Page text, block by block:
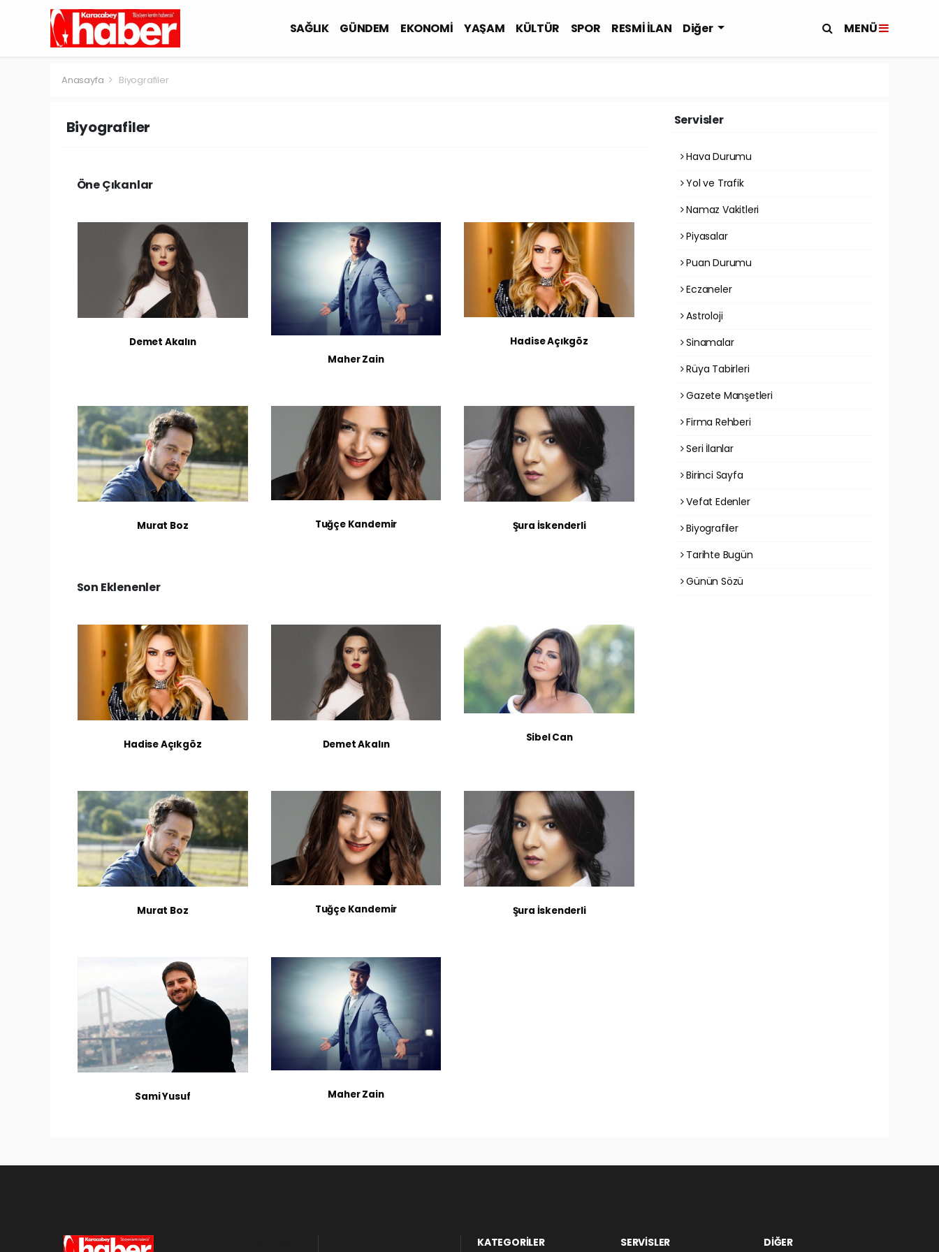
SAĞLIK GÜNDEM EKONOMİ YAŞAM KÜLTÜR SPOR RESMİ İLAN Diğer MENÜ
Anasayfa Biyografiler
Biyografiler
Öne Çıkanlar
Demet Akalın
Maher Zain
Hadise Açıkgöz
Murat Boz Tuğçe Kandemir Şura İskenderli
Son Eklenenler
Hadise Açıkgöz Demet Akalın
Sibel Can
Murat Boz Tuğçe Kandemir Şura İskenderli
Sami Yusuf Maher Zain
Servisler
Hava Durumu
Yol ve Trafik
Namaz Vakitleri
Piyasalar
Puan Durumu
Eczaneler
Astroloji
Sinamalar
Rüya Tabirleri
Gazete Manşetleri
Firma Rehberi
Seri İlanlar
Birinci Sayfa
Vefat Edenler
Biyografiler
Tarihte Bugün
Günün Sözü
KATEGORİLER SERVİSLER DİĞER